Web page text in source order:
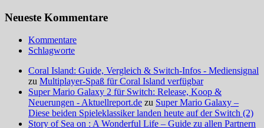
Neueste Kommentare
Kommentare
Schlagworte
Coral Island: Guide, Vergleich & Switch-Infos - Mediensignal
zu Multiplayer-Spaß für Coral Island verfügbar
Super Mario Galaxy 2 für Switch: Release, Koop &
Neuerungen - Aktuellreport.de zu Super Mario Galaxy –
Diese beiden Spieleklassiker landen heute auf der Switch (2)
Story of Sea on : A Wonderful Life – Guide zu allen Partnern